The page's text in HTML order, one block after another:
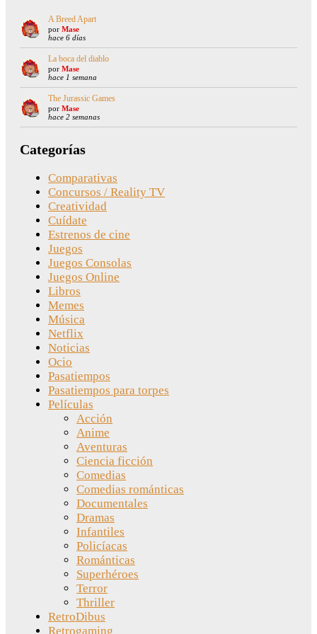
A Breed Apart
por Mase
hace 6 días
La boca del diablo
por Mase
hace 1 semana
The Jurassic Games
por Mase
hace 2 semanas
Categorías
Comparativas
Concursos / Reality TV
Creatividad
Cuídate
Estrenos de cine
Juegos
Juegos Consolas
Juegos Online
Libros
Memes
Música
Netflix
Noticias
Ocio
Pasatiempos
Pasatiempos para torpes
Películas
Acción
Anime
Aventuras
Ciencia ficción
Comedias
Comedias románticas
Documentales
Dramas
Infantiles
Policíacas
Románticas
Superhéroes
Terror
Thriller
RetroDibus
Retrogaming